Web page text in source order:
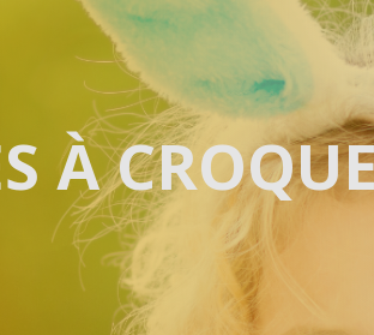
DÉCOUVRIR
Noël Enchanté
Inscrivez-vous directement sur l'opération Saint Nicolas
DÉCOUVRIR
Bulbes de Printemps
Situé en Hollande, notre partenaire est un producteur
qui propose des bulbes issus de ses...
À